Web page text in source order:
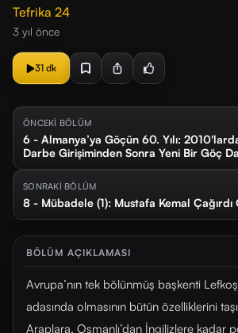
Tefrika 24
3 yıl önce
31 dk
ÖNCEKİ BÖLÜM
6 - Almanya’ya Göçün 60. Yılı:
Darbe Girişiminden Sonra Yeni Bir Göç
SONRAKİ BÖLÜM
8 - Mübadele (1): Mustafa Kemal Çağırdı
BÖLÜM AÇIKLAMASI
Avrupa’nın tek bölünmüş başkenti
adasında olmasının bütün özelliklerini
Araplara, Osmanlı’dan İngilizlere kadar